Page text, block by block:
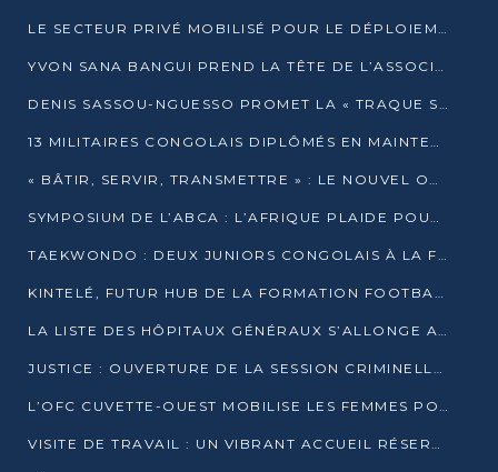
LE SECTEUR PRIVÉ MOBILISÉ POUR LE DÉPLOIEMENT DE 19 MINI-CENTRALES SOLAIRES
YVON SANA BANGUI PREND LA TÊTE DE L’ASSOCIATION DES BANQUES CENTRALES AFRICAINES
DENIS SASSOU-NGUESSO PROMET LA « TRAQUE SANS RELÂCHE » DU GRAND BANDITISME
13 MILITAIRES CONGOLAIS DIPLÔMÉS EN MAINTENANCE INDUSTRIELLE APRÈS TROIS ANS DE FORMATION À L’UNIVERSITÉ MARIEN-NGOUABI
« BÂTIR, SERVIR, TRANSMETTRE » : LE NOUVEL OUVRAGE QUI INTERPELLE LES COLLECTIVITÉS
SYMPOSIUM DE L’ABCA : L’AFRIQUE PLAIDE POUR UN FINANCEMENT CLIMATIQUE ÉQUITABLE
TAEKWONDO : DEUX JUNIORS CONGOLAIS À LA FINALE D’OPEN SYRIES 2025 À ABIDJAN
KINTELÉ, FUTUR HUB DE LA FORMATION FOOTBALLISTIQUE AFRICAINE ?
LA LISTE DES HÔPITAUX GÉNÉRAUX S’ALLONGE AU CONGO
JUSTICE : OUVERTURE DE LA SESSION CRIMINELLE À BRAZZAVILLE AVEC 52 DOSSIERS AU RÔLE
L’OFC CUVETTE-OUEST MOBILISE LES FEMMES POUR ACCUEILLIR LE PRÉSIDENT DE LA RÉPUBLIQUE
VISITE DE TRAVAIL : UN VIBRANT ACCUEIL RÉSERVÉ À DENIS SASSOU-N’GUESSO PAR L’ASSOCIATION « LES AMIS DE WOMO »